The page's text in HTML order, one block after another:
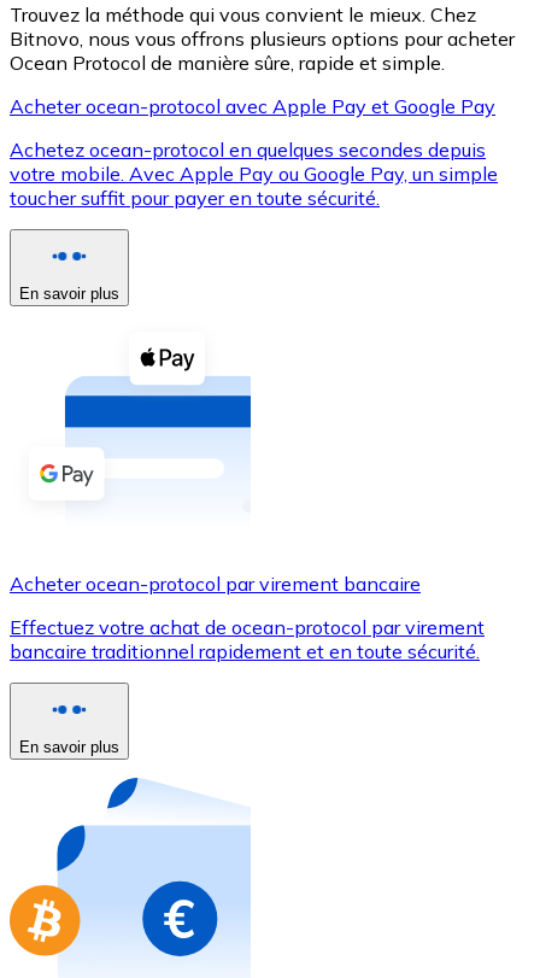
XRP
XRP
Voir toutes
Coupons crypto
Achetez des cryptomonnaies en espèces et d'autres
Acheter avec espèces
Virement SEPA
Utilisez les cartes Visa et Mastercard pour acheter
Acheter avec carte
Nouveau
Achetez des cartes-cadeaux de vos marques
Aller à la boutique de cartes-cadeaux
Trouvez la méthode qui vous convient le mieux. Chez
Bitnovo, nous vous offrons plusieurs options pour acheter
Ocean Protocol de manière sûre, rapide et simple.
Acheter ocean-protocol avec Apple Pay et Google Pay
Achetez ocean-protocol en quelques secondes depuis
votre mobile. Avec Apple Pay ou Google Pay, un simple
toucher suffit pour payer en toute sécurité.
En savoir plus
Acheter ocean-protocol par virement bancaire
Effectuez votre achat de ocean-protocol par virement
bancaire traditionnel rapidement et en toute sécurité.
En savoir plus